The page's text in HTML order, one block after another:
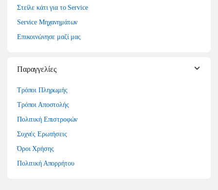
Στείλε κάτι για το Service
Service Μηχανημάτων
Επικοινώνησε μαζί μας
Παραγγελίες
Τρόποι Πληρωμής
Τρόποι Αποστολής
Πολιτική Επιστροφών
Συχνές Ερωτήσεις
Όροι Χρήσης
Πολιτική Απορρήτου